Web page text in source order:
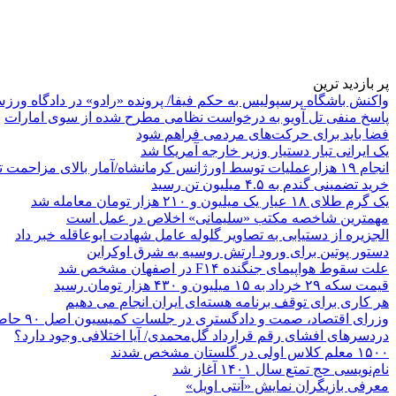
پر بازدید ترین
واکنش باشگاه پرسپولیس به حکم فیفا/ پرونده «رادو» در دادگاه
پاسخ منفی تل آویو به درخواست نظامی مطرح شده از سوی امارات
فضا باید برای حرکت‌های مردمی فراهم شود
یک ایرانی تبار دستیار وزیر خارجه آمریکا شد
انجام ۱۹ هزارعملیات توسط اورژانس کرمانشاه/آمار بالای مزاحمت تلفنی
خرید تضمینی گندم به ۴.۵ میلیون تن رسید
یک گرم طلای ۱۸ عیار یک میلیون و ۲۱۰ هزار تومان معامله شد
مهمترین شاخصه مکتب «سلیمانی» اخلاص در عمل است
الجزیره از دستیابی به تصاویر گلوله عامل شهادت ابوعاقله خبر داد
دستور پوتین برای ورود ارتش روسیه به شرق اوکراین
علت سقوط هواپیمای جنگنده F۱۴ در اصفهان مشخص شد
قیمت سکه ۲۹ خرداد به ۱۵ میلیون و ۴۳۰ هزار تومان رسید
هر کاری برای توقف برنامه هسته‌ای ایران انجام می دهیم
وزرای اقتصاد، صمت و دادگستری در جلسات کمیسیون اصل ۹۰ حاضر می‌شوند
دردسرهای افشای رقم قرارداد گل‌محمدی/ آیا اختلافی وجود دارد؟
۱۵۰۰ معلم کلاس اولی در گلستان مشخص شدند
نام‌نویسی حج تمتع سال ۱۴۰۱ آغاز شد
معرفی بازیگران نمایش «آنتی اویل»